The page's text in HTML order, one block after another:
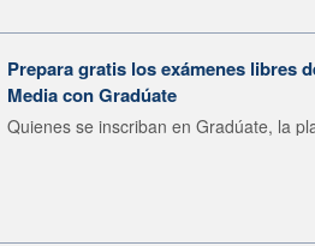
Prepara gratis los exámenes libres
Media con Gradúate
Quienes se inscriban en Gradúate, la